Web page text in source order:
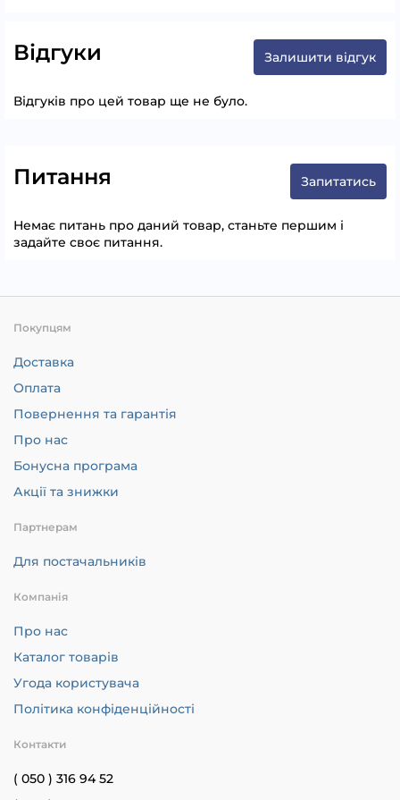
Відгуки Залишити відгук
Відгуків про цей товар ще не було.
Питання Запитатись
Немає питань про даний товар, станьте першим і
задайте своє питання.
Покупцям
Доставка
Оплата
Повернення та гарантія
Про нас
Бонусна програма
Акції та знижки
Партнерам
Для постачальників
Компанія
Про нас
Каталог товарів
Угода користувача
Політика конфіденційності
Контакти
( 050 ) 316 94 52